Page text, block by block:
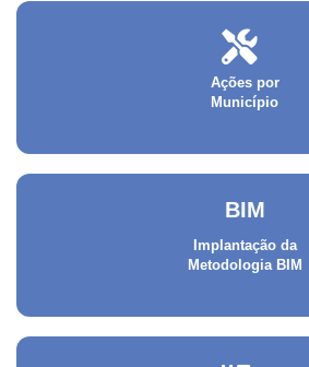
Ações por
Município
BIM
Implantação da
Metodologia BIM